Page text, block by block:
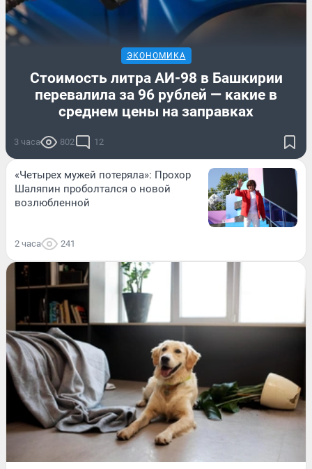
ЭКОНОМИКА
Стоимость литра АИ-98 в Башкирии
перевалила за 96 рублей — какие в
среднем цены на заправках
3 часа 802 12
«Четырех мужей потеряла»: Прохор
Шаляпин проболтался о новой
возлюбленной
2 часа 241